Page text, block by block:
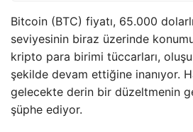
Bitcoin (BTC) fiyatı, 65.000
seviyesinin biraz üzerinde
kripto para birimi tüccarları,
şekilde devam ettiğine inanıyor.
gelecekte derin bir düzeltmenin
şüphe ediyor.